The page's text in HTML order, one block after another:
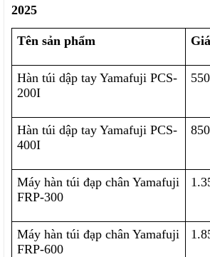
2025
Tên sản phẩm
Hàn túi dập tay Yamafuji PCS-
200I
Hàn túi dập tay Yamafuji PCS-
400I
Máy hàn túi đạp chân Yamafuji
FRP-300
Máy hàn túi đạp chân Yamafuji
FRP-600